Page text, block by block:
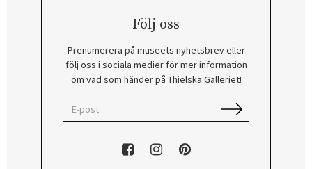
Följ oss
Prenumerera på museets nyhetsbrev eller
följ oss i sociala medier för mer information
om vad som händer på Thielska Galleriet!